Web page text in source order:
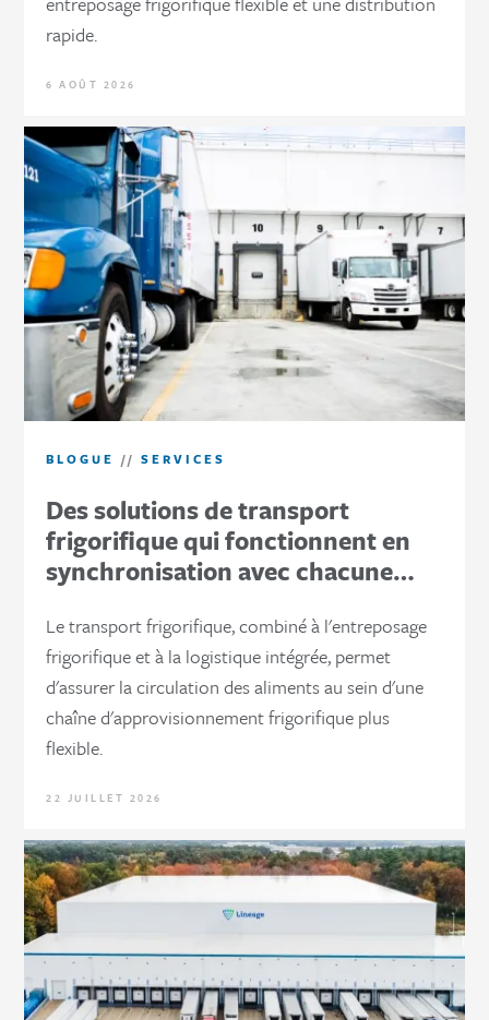
rapide.
6 AOÛT 2026
BLOGUE //SERVICES
Des solutions de transport
frigorifique qui fonctionnent en
synchronisation avec chacune…
Le transport frigorifique, combiné à l'entreposage
frigorifique et à la logistique intégrée, permet
d'assurer la circulation des aliments au sein d'une
chaîne d'approvisionnement frigorifique plus
flexible.
22 JUILLET 2026